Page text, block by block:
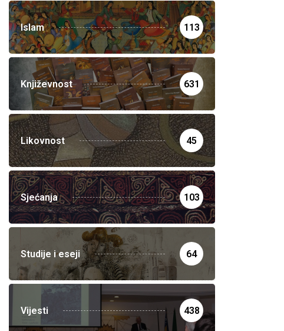
Islam 113
Književnost 631
Likovnost 45
Sjećanja 103
Studije i eseji 64
Vijesti 438